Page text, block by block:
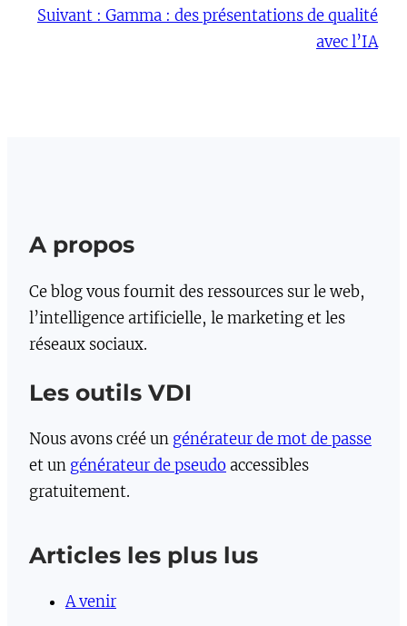
Suivant : Gamma : des présentations de qualité
avec l’IA
A propos
Ce blog vous fournit des ressources sur le web,
l’intelligence artificielle, le marketing et les
réseaux sociaux.
Les outils VDI
Nous avons créé un générateur de mot de passe
et un générateur de pseudo accessibles
gratuitement.
Articles les plus lus
A venir